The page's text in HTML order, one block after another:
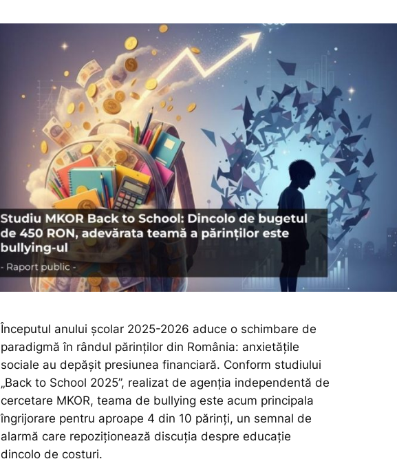
Începutul anului școlar 2025-2026 aduce o schimbare de
paradigmă în rândul părinților din România: anxietățile
sociale au depășit presiunea financiară. Conform studiului
„Back to School 2025”, realizat de agenția independentă de
cercetare MKOR, teama de bullying este acum principala
îngrijorare pentru aproape 4 din 10 părinți, un semnal de
alarmă care repoziționează discuția despre educație
dincolo de costuri.